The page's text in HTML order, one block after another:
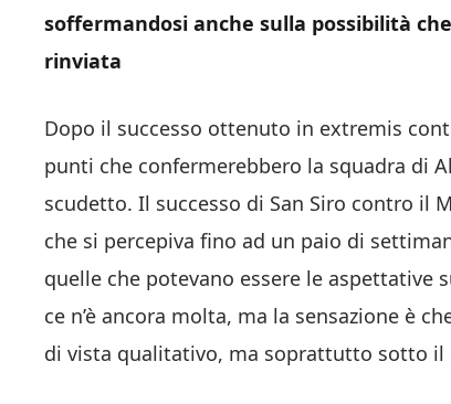
soffermandosi anche sulla possibilità
rinviata
Dopo il successo ottenuto in extremis
punti che confermerebbero la squadra di
scudetto. Il successo di San Siro contro il
che si percepiva fino ad un paio di
quelle che potevano essere le
ce n’è ancora molta, ma la sensazione è
di vista qualitativo, ma soprattutto sotto il